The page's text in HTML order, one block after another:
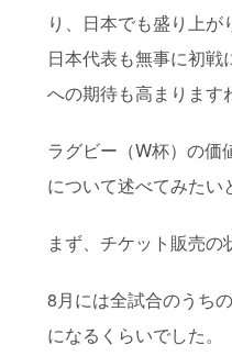
り、日本でも盛り上が
日本代表も無事に初
への期待も高まります
ラグビー（W杯）の価
について述べてみたい
まず、チケット販売の
8月には全試合のうち
になるくらいでした。